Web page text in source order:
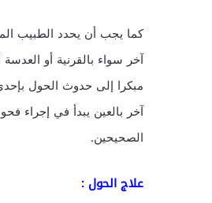
كما يجب أن يحدد الطبيب
آخر سواء بالقرنية أو
مبكرا إلى حدوث الحول
آخر بالعين يبدأ في إجراء
الصحيحين.
علاج الحول :